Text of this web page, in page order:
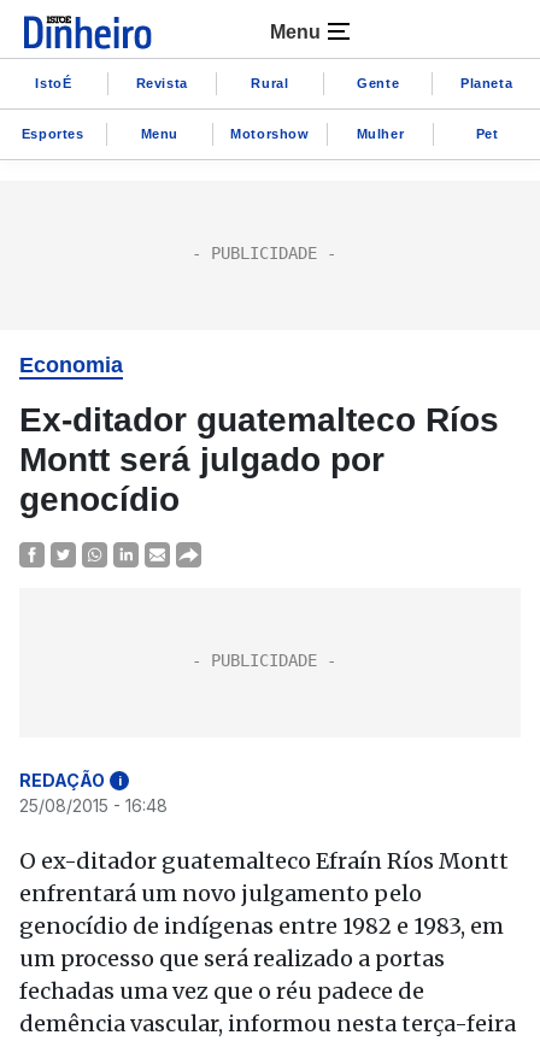
Menu
IstoÉ Revista Rural Gente Planeta
Esportes Menu Motorshow Mulher Pet
Economia
Ex-ditador guatemalteco Ríos
Montt será julgado por
genocídio
REDAÇÃO i
25/08/2015 - 16:48
O ex-ditador guatemalteco Efraín Ríos Montt
enfrentará um novo julgamento pelo
genocídio de indígenas entre 1982 e 1983, em
um processo que será realizado a portas
fechadas uma vez que o réu padece de
demência vascular, informou nesta terça-feira